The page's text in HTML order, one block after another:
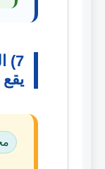
7)